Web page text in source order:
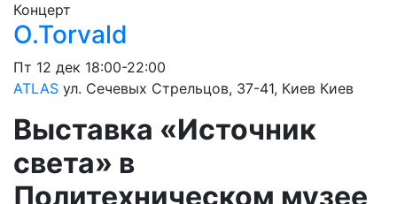
Концерт
O.Torvald
Пт 12 дек 18:00-22:00
ATLAS ул. Сечевых Стрельцов, 37-41, Киев Киев
Выставка «Источник
света» в
Политехническом музее